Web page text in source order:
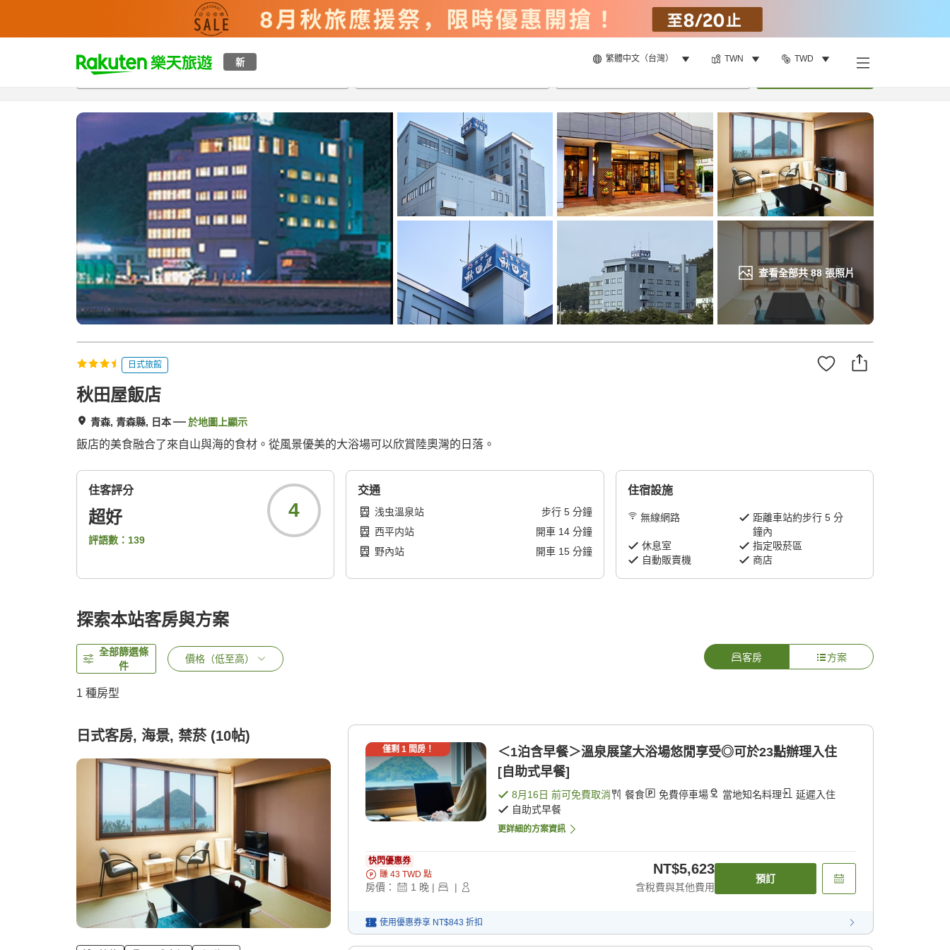
新 繁體中文（台灣） TWN TWD
t
p
a
_
c
h
查看全部共88張照片
總覽客房與方案評語特點設施
日式旅館
秋田屋飯店
青森, 青森縣, 日本 於地圖上顯示
飯店的美食融合了來自山與海的食材。從風景優美的大浴場可以欣賞陸奧灣的日落。
住客評分
超好
評語數： 139
4
交通
浅虫溫泉站 步行 5分鐘
西平内站
開車 14分鐘
野內站
開車 15分鐘
住宿設施
無線網路
距離車站約步行 5 分
鐘內
休息室
指定吸菸區
自動販賣機
商店
探索本站客房與方案
全部篩選條
件
價格（低至高） 客房 方案
1 種房型
日式客房, 海景, 禁菸 (10帖)
僅剩 1間房！
＜1泊含早餐＞溫泉展望大浴場悠閒享受◎可於23點辦理入住
[自助式早餐]
8月16日 前可免費取消 餐食 免費停車場 當地知名料理
延遲入住
自助式早餐
更詳細的方案資訊
快閃優惠券
賺 43 TWD 點
房價： 1 晚 | |
NT$5,623
含稅費與其他費用
預訂
使用優惠券享 NT$843 折扣